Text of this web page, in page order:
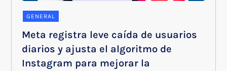
GENERAL
Meta registra leve caída de usuarios
diarios y ajusta el algoritmo de
Instagram para mejorar la